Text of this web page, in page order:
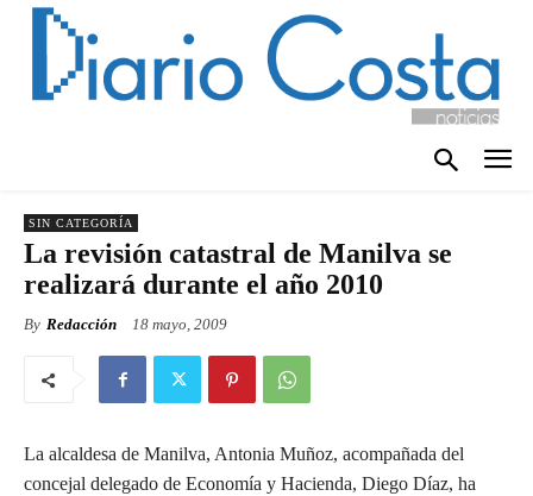
SIN CATEGORÍA
La revisión catastral de Manilva se
realizará durante el año 2010
By Redacción 18 mayo, 2009
La alcaldesa de Manilva, Antonia Muñoz, acompañada del
concejal delegado de Economía y Hacienda, Diego Díaz, ha